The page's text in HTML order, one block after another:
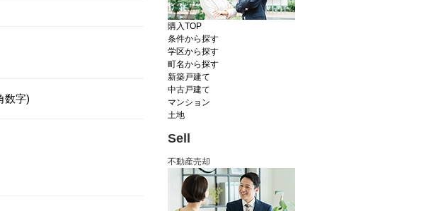
数字)
購入TOP
条件から探す
学区から探す
町名から探す
新築戸建て
中古戸建て
マンション
土地
Sell
不動産売却